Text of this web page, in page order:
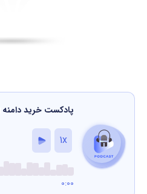
پادکست خرید دامنه
1x
0:00